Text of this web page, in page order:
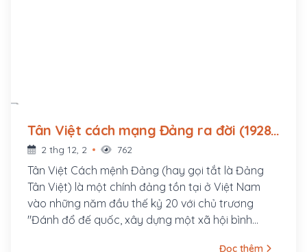
Tân Việt cách mạng Đảng ra đời (1928 -
?) 2 thg 12, 2 762
Tân Việt Cách mệnh Đảng (hay gọi tắt là Đảng
Tân Việt) là một chính đảng tồn tại ở Việt Nam
vào những năm đầu thế kỷ 20 với chủ trương
"Đánh đổ đế quốc, xây dựng một xã hội bình
Đọc thêm